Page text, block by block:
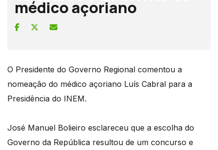
médico açoriano
O Presidente do Governo Regional comentou a
nomeação do médico açoriano Luís Cabral para a
Presidência do INEM.
José Manuel Bolieiro esclareceu que a escolha do
Governo da República resultou de um concurso e